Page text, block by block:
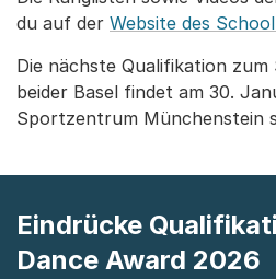
du auf der Website des
Die nächste Qualifikation zum
beider Basel findet am 30.
Sportzentrum Münchenstein
Eindrücke
Dance Award 2026